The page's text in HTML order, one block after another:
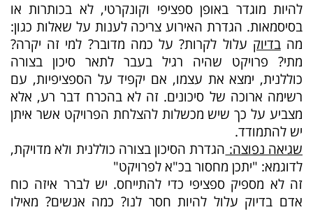
להיות מוגדר באופן ספציפי וקונקרטי, לא בכותרות או
בסיסמאות. הגדרת האירוע צריכה לענות על שאלות כגון:
מהבדיוק עלול לקרות? על כמה מדובר? למי זה יקרה?
מתי? פרויקט שהיה רגיל בעבר לתאר סיכון בצורה
כוללנית, ימצא את עצמו, אם יקפיד על הספציפיות, עם
רשימה ארוכה של סיכונים. זה לא בהכרח דבר רע, אלא
מצביע על כך שיש מכשלות להצלחת הפרויקט אשר איתן
יש להתמודד.
שגיאה נפוצה: הגדרת הסיכון בצורה כוללנית ולא מדויקת,
לדוגמא: "יתכן מחסור בכ"א לפרויקט"
זה לא מספיק ספציפי כדי להתייחס. יש לברר איזה כוח
אדם בדיוק עלול להיות חסר לנו? כמה אנשים? מאילו